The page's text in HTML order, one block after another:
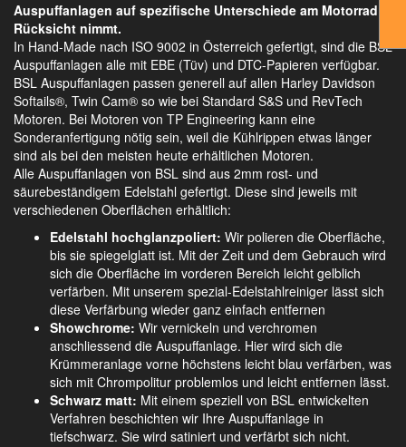
Auspuffanlagen auf spezifische Unterschiede am Motorrad
Rücksicht nimmt.
In Hand-Made nach ISO 9002 in Österreich gefertigt, sind die BSL
Auspuffanlagen alle mit EBE (Tüv) und DTC-Papieren verfügbar.
BSL Auspuffanlagen passen generell auf allen Harley Davidson
Softails®, Twin Cam® so wie bei Standard S&S und RevTech
Motoren. Bei Motoren von TP Engineering kann eine
Sonderanfertigung nötig sein, weil die Kühlrippen etwas länger
sind als bei den meisten heute erhältlichen Motoren.
Alle Auspuffanlagen von BSL sind aus 2mm rost- und
säurebeständigem Edelstahl gefertigt. Diese sind jeweils mit
verschiedenen Oberflächen erhältlich:
Edelstahl hochglanzpoliert: Wir polieren die Oberfläche,
bis sie spiegelglatt ist. Mit der Zeit und dem Gebrauch wird
sich die Oberfläche im vorderen Bereich leicht gelblich
verfärben. Mit unserem spezial-Edelstahlreiniger lässt sich
diese Verfärbung wieder ganz einfach entfernen
Showchrome: Wir vernickeln und verchromen
anschliessend die Auspuffanlage. Hier wird sich die
Krümmeranlage vorne höchstens leicht blau verfärben, was
sich mit Chrompolitur problemlos und leicht entfernen lässt.
Schwarz matt: Mit einem speziell von BSL entwickelten
Verfahren beschichten wir Ihre Auspuffanlage in
tiefschwarz. Sie wird satiniert und verfärbt sich nicht.